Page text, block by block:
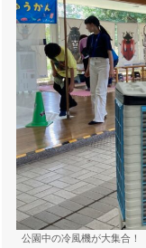
公園中の冷風機が大集合！